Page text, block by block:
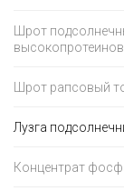
Шрот
Шрот рапсовый
Лузга
Концентрат